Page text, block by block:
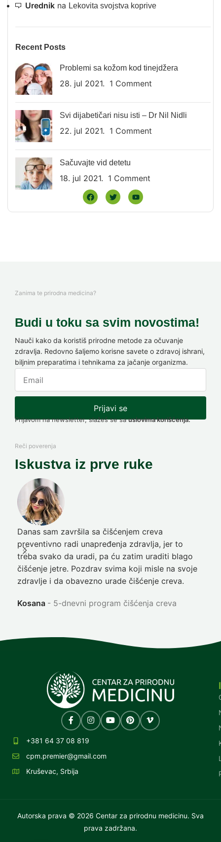
Urednik na Lekovita svojstva koprive
Recent Posts
Problemi sa kožom kod tinejdžera
28. jul 2021. 1 Comment
Svi dijabetičari nisu isti – Dr Nil Nidli
22. jul 2021. 1 Comment
Sačuvajte vid detetu
18. jul 2021. 1 Comment
Zanima te prirodna medicina?
Budi u toku sa svim novostima!
Nauči kako da koristiš prirodne metode za očuvanje
zdravlja. Redovno šaljemo korisne savete o zdravoj ishrani,
biljnim preparatima i tehnikama za jačanje organizma.
Prijavi se
Prijavom na newsletter, slažeš se sauslovima korišćenja.
Reči poverenja
Iskustva iz prve ruke
Danas sam završila sa čišćenjem creva
preventivno radi unapređenja zdravlja, jer to
treba svako da uradi, pa ću zatim uraditi blago
čišćenje jetre. Pozdrav svima koji misle na svoje
zdravlje i da obavezno urade čišćenje creva.
Kosana 5-dnevni program čišćenja creva
+381 64 37 08 819
cpm.premier@gmail.com
Kruševac, Srbija
Autorska prava © 2026 Centar za prirodnu medicinu. Sva
prava zadržana.